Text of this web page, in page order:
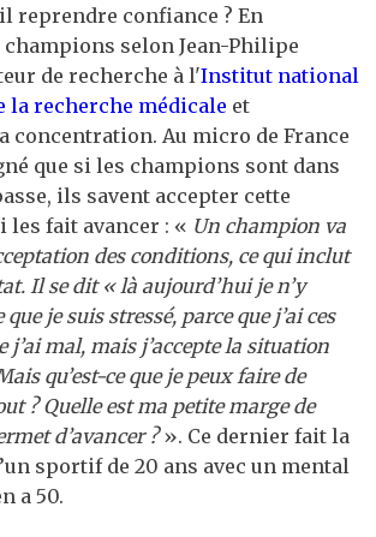
reprendre confiance ? En
selon Jean-Philipe
de recherche à l'Institut national
la recherche médicale et
concentration. Au micro de France
que si les champions sont dans
ils savent accepter cette
les fait avancer : « Un champion va
des conditions, ce qui inclut
Il se dit « là aujourd’hui je n’y
je suis stressé, parce que j’ai ces
j’ai mal, mais j’accepte la situation
qu’est-ce que je peux faire de
? Quelle est ma petite marge de
d’avancer ?». Ce dernier fait la
sportif de 20 ans avec un mental
a 50.